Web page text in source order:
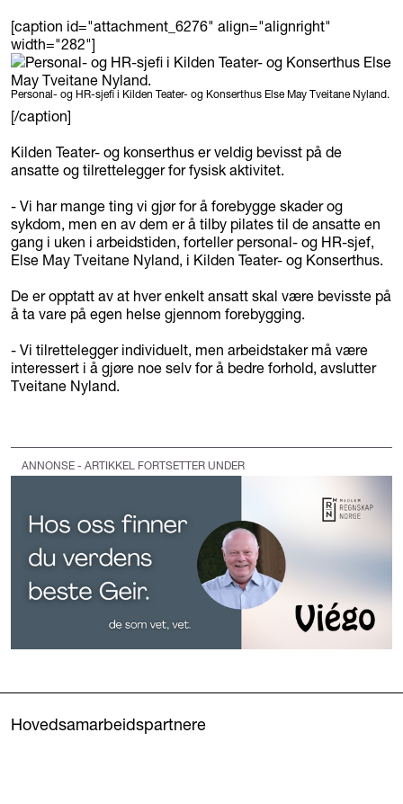
[caption id="attachment_6276" align="alignright"
width="282"]
Personal- og HR-sjefi i Kilden Teater- og Konserthus Else May Tveitane Nyland.
[/caption]
Kilden Teater- og konserthus er veldig bevisst på de
ansatte og tilrettelegger for fysisk aktivitet.
- Vi har mange ting vi gjør for å forebygge skader og
sykdom, men en av dem er å tilby pilates til de ansatte en
gang i uken i arbeidstiden, forteller personal- og HR-sjef,
Else May Tveitane Nyland, i Kilden Teater- og Konserthus.
De er opptatt av at hver enkelt ansatt skal være bevisste på
å ta vare på egen helse gjennom forebygging.
- Vi tilrettelegger individuelt, men arbeidstaker må være
interessert i å gjøre noe selv for å bedre forhold, avslutter
Tveitane Nyland.
ANNONSE - ARTIKKEL FORTSETTER UNDER
Hovedsamarbeidspartnere